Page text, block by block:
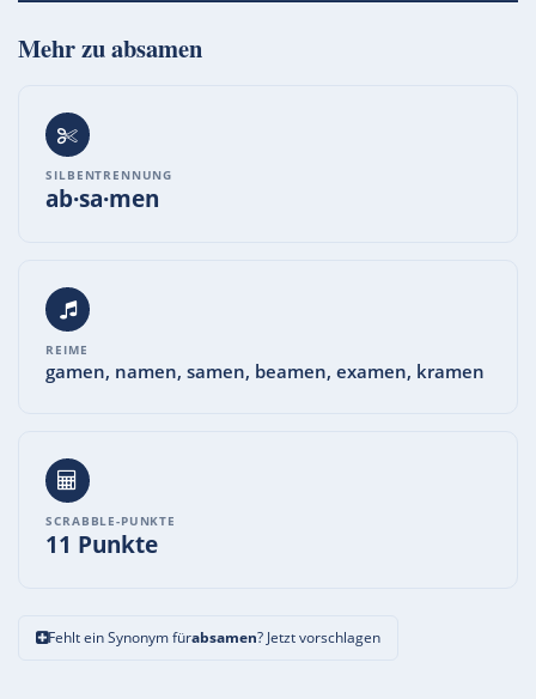
Mehr zuabsamen
SILBENTRENNUNG
ab·sa·men
REIME
gamen, namen, samen, beamen, examen, kramen
SCRABBLE-PUNKTE
11 Punkte
Fehlt ein Synonym fürabsamen? Jetzt vorschlagen